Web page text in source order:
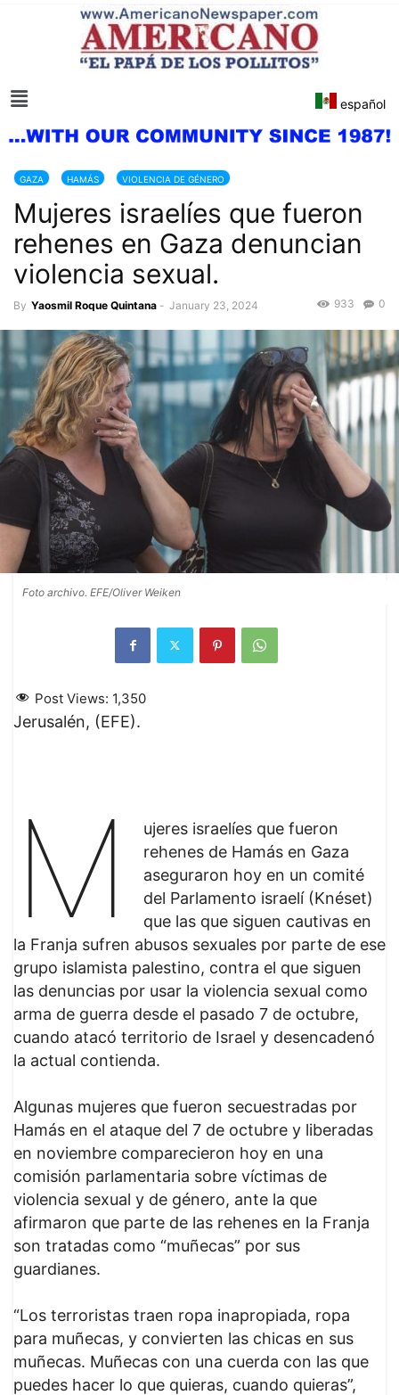
español
GAZA HAMÁS VIOLENCIA DE GÉNERO
Mujeres israelíes que fueron
rehenes en Gaza denuncian
violencia sexual.
By Yaosmil Roque Quintana - January 23, 2024 0
933
Foto archivo. EFE/Oliver Weiken
Post Views: 1,350
Jerusalén, (EFE).
M
ujeres israelíes que fueron
rehenes de Hamás en Gaza
aseguraron hoy en un comité
del Parlamento israelí (Knéset)
que las que siguen cautivas en
la Franja sufren abusos sexuales por parte de ese
grupo islamista palestino, contra el que siguen
las denuncias por usar la violencia sexual como
arma de guerra desde el pasado 7 de octubre,
cuando atacó territorio de Israel y desencadenó
la actual contienda.
Algunas mujeres que fueron secuestradas por
Hamás en el ataque del 7 de octubre y liberadas
en noviembre comparecieron hoy en una
comisión parlamentaria sobre víctimas de
violencia sexual y de género, ante la que
afirmaron que parte de las rehenes en la Franja
son tratadas como “muñecas” por sus
guardianes.
“Los terroristas traen ropa inapropiada, ropa
para muñecas, y convierten las chicas en sus
muñecas. Muñecas con una cuerda con las que
puedes hacer lo que quieras, cuando quieras”,